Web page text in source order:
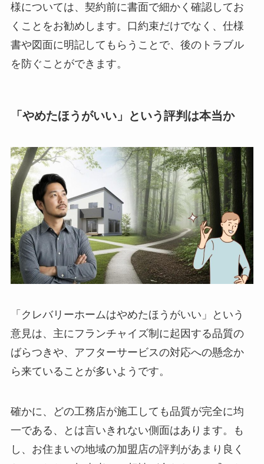
様については、契約前に書面で細かく確認してお
くことをお勧めします。口約束だけでなく、仕様
書や図面に明記してもらうことで、後のトラブル
を防ぐことができます。
「やめたほうがいい」という評判は本当か
「クレバリーホームはやめたほうがいい」という
意見は、主にフランチャイズ制に起因する品質の
ばらつきや、アフターサービスの対応への懸念か
ら来ていることが多いようです。
確かに、どの工務店が施工しても品質が完全に均
一である、とは言いきれない側面はあります。も
し、お住まいの地域の加盟店の評判があまり良く